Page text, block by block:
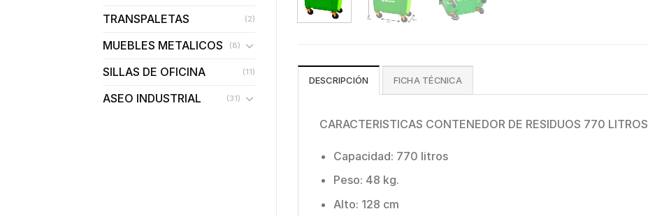
TRANSPALETAS (2)
MUEBLES METALICOS (8)
SILLAS DE OFICINA (11)
ASEO INDUSTRIAL (31)
DESCRIPCIÓN FICHA TÉCNICA
CARACTERISTICAS CONTENEDOR DE RESIDUOS 770 LITROS
Capacidad: 770 litros
Peso: 48 kg.
Alto: 128 cm